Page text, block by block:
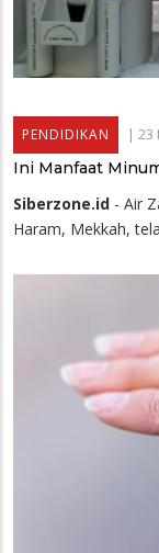
PENDIDIKAN | 23
Ini Manfaat
Siberzone.id - Air
Haram, Mekkah,